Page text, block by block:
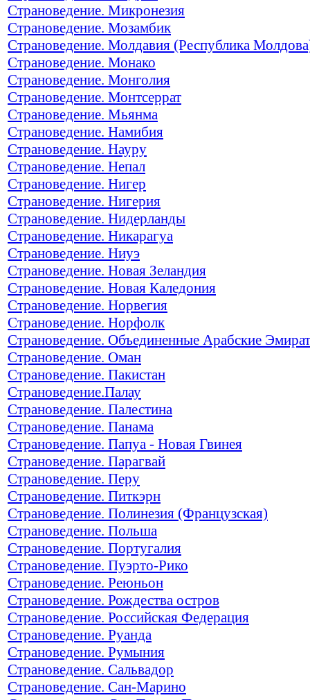
Страноведение. Микронезия
Страноведение. Мозамбик
Страноведение. Молдавия (Республика
Страноведение. Монако
Страноведение. Монголия
Страноведение. Монтсеррат
Страноведение. Мьянма
Страноведение. Намибия
Страноведение. Науру
Страноведение. Непал
Страноведение. Нигер
Страноведение. Нигерия
Страноведение. Нидерланды
Страноведение. Никарагуа
Страноведение. Ниуэ
Страноведение. Новая Зеландия
Страноведение. Новая Каледония
Страноведение. Норвегия
Страноведение. Норфолк
Страноведение. Объединенные Арабские
Страноведение. Оман
Страноведение. Пакистан
Страноведение.Палау
Страноведение. Палестина
Страноведение. Панама
Страноведение. Папуа - Новая Гвинея
Страноведение. Парагвай
Страноведение. Перу
Страноведение. Питкэрн
Страноведение. Полинезия (Французская)
Страноведение. Польша
Страноведение. Португалия
Страноведение. Пуэрто-Рико
Страноведение. Реюньон
Страноведение. Рождества остров
Страноведение. Российская Федерация
Страноведение. Руанда
Страноведение. Румыния
Страноведение. Сальвадор
Страноведение. Сан-Марино